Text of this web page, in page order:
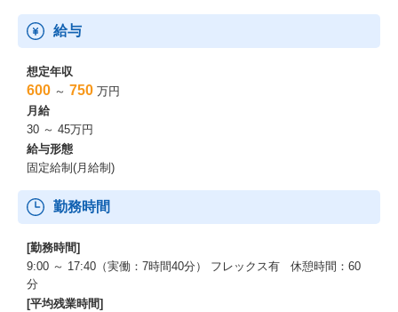
給与
想定年収
600 ～ 750 万円
月給
30 ～ 45万円
給与形態
固定給制(月給制)
勤務時間
[勤務時間]
9:00 ～ 17:40（実働：7時間40分） フレックス有 休憩時間：60
分
[平均残業時間]